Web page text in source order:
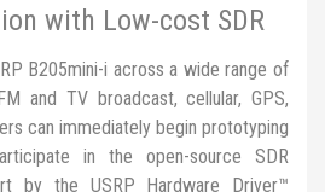
with Low-cost SDR
B205mini-i across a wide range of
and TV broadcast, cellular, GPS,
can immediately begin prototyping
in the open-source SDR
by the USRP Hardware Driver™